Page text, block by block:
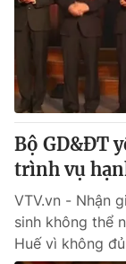
Thế giới
Tin tức
Thế giới đó đây
Câu chuyện
Kinh tế
Tài chính
Thị trường
Góc doanh
Dữ liệu và đời
Truyền hình
Phim VTV
Hậu trường
Giải trí
Bộ GD&ĐT
trình vụ
VTV.vn - Nhận
sinh không thể
Huế vì không